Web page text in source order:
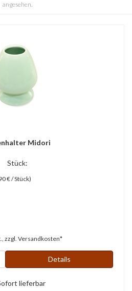
angesehen.
Midori
Stück:
€ / Stück)
zzgl. Versandkosten*
Details
lieferbar